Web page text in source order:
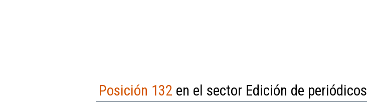
Posición 132 en el sector Edición de periódicos